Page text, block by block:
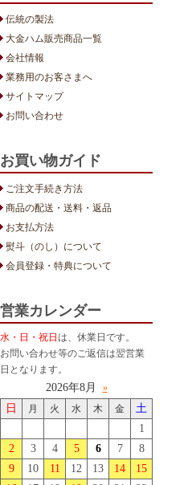
伝統の製法
大金ハム販売商品一覧
会社情報
業務用のお客さまへ
サイトマップ
お問い合わせ
お買い物ガイド
ご注文手続き方法
商品の配送・送料・返品
お支払方法
熨斗（のし）について
会員登録・特典について
営業カレンダー
水・日・祝日 は、休業日です。
お問い合わせ等のご返信は翌営業
日となります。
2026年8月 »
日 月 火 水 木 金
土
1
2
3 4 5 6 7
8
9
10 11 12 13 14
15